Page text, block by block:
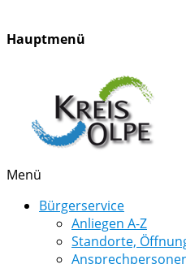
Hauptmenü
Menü
Bürgerservice
Anliegen A-Z
Standorte,